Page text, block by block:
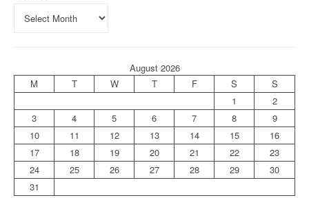
August 2026
M
T W T F S
S
1
2
3
4 5 6 7 8
9
10
11 12 13 14 15
16
17
18 19 20 21 22
23
24
25 26 27 28 29
30
31